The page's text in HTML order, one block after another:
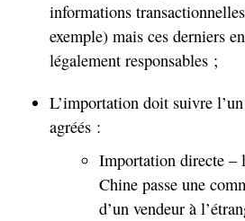
informations
exemple) mais ces derniers
légalement responsables ;
L’importation doit suivre
agréés :
Importation directe –
Chine passe une
d’un vendeur à